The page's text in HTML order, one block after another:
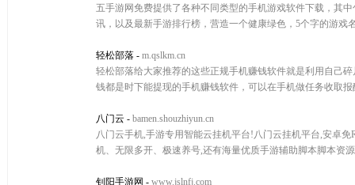
五手游网免费提供了各种不同类型的手机游戏软件下载，其
讯，以及最新手游排行榜，营造一个健康绿色，5个字的游戏
轻松部落 - m.qslkm.cn
轻松部落给大家推荐的这些正规手机赚钱软件就是利用自己
钱都是时下能提现的手机赚钱软件，可以在手机做任务收取
八门云 - bamen.shouzhiyun.cn
八门云手机,手游专用智能云挂机平台!八门云挂机平台,安卓
机、无限多开、极速养号,还有海量优质手游辅助脚本脚本资
钊阳手游网 - www.jslnfj.com